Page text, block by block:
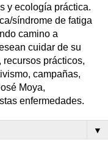
y ecología práctica.
síndrome de fatiga
camino a
cuidar de su
prácticos,
campañas,
Moya,
enfermedades.
▼